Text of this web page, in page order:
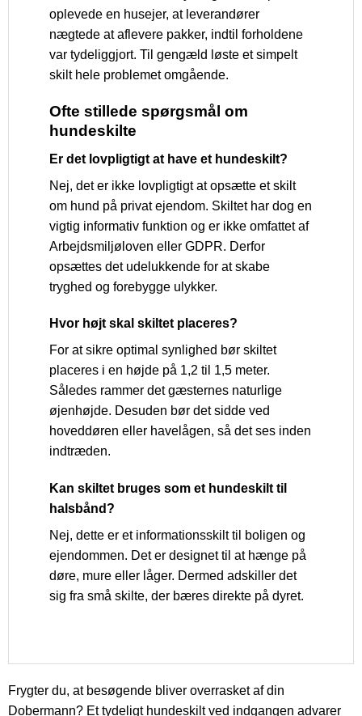
oplevede en husejer, at leverandører
nægtede at aflevere pakker, indtil forholdene
var tydeliggjort. Til gengæld løste et simpelt
skilt hele problemet omgående.
Ofte stillede spørgsmål om
hundeskilte
Er det lovpligtigt at have et hundeskilt?
Nej, det er ikke lovpligtigt at opsætte et skilt
om hund på privat ejendom. Skiltet har dog en
vigtig informativ funktion og er ikke omfattet af
Arbejdsmiljøloven eller GDPR. Derfor
opsættes det udelukkende for at skabe
tryghed og forebygge ulykker.
Hvor højt skal skiltet placeres?
For at sikre optimal synlighed bør skiltet
placeres i en højde på 1,2 til 1,5 meter.
Således rammer det gæsternes naturlige
øjenhøjde. Desuden bør det sidde ved
hoveddøren eller havelågen, så det ses inden
indtræden.
Kan skiltet bruges som et hundeskilt til
halsbånd?
Nej, dette er et informationsskilt til boligen og
ejendommen. Det er designet til at hænge på
døre, mure eller låger. Dermed adskiller det
sig fra små skilte, der bæres direkte på dyret.
Frygter du, at besøgende bliver overrasket af din
Dobermann? Et tydeligt hundeskilt ved indgangen advarer